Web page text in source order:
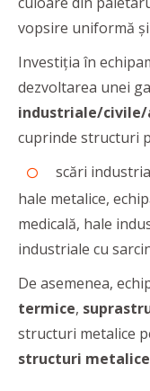
vopsire uniformă
Investiția în
dezvoltarea unei
industriale/civile/
cuprinde structuri
scări
hale metalice,
medicală, hale
industriale cu
De asemenea,
termice,
structuri metalice
structuri metalice